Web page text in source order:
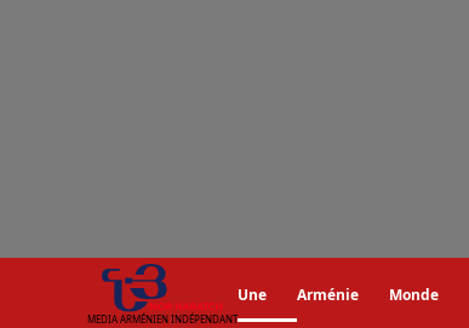
MEDIA ARMÉNIEN INDÉPENDANT
Une Arménie Monde